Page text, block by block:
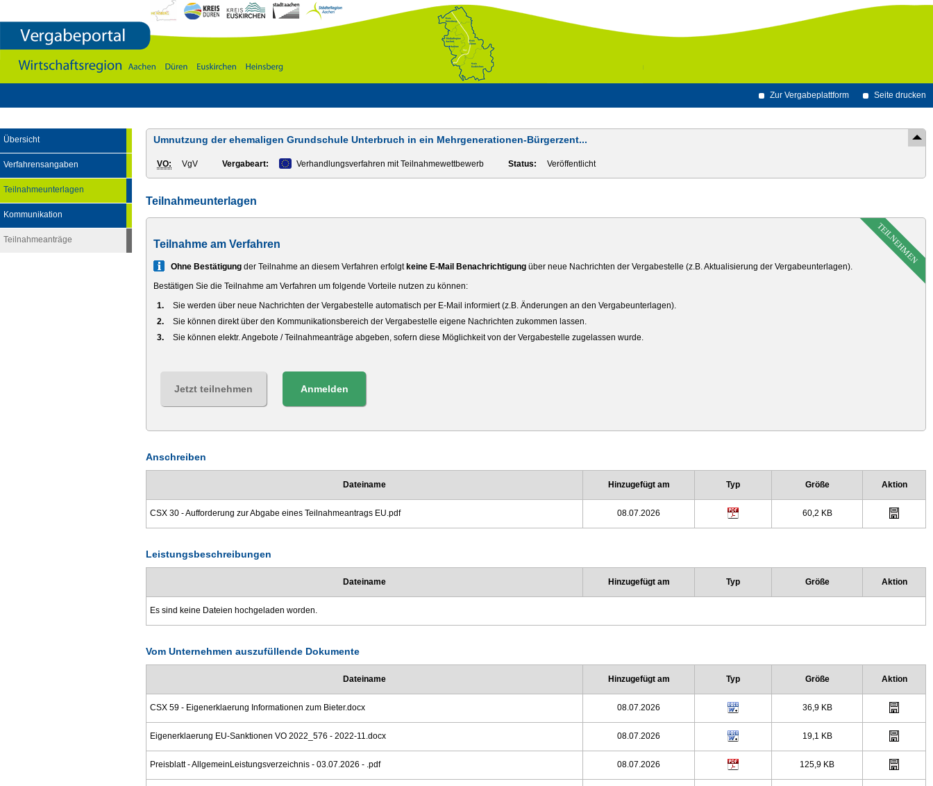
Aachen
DÃ¼ren
Heinsberg
Zur Vergabeplattform Seite drucken
Übersicht
Verfahrensangaben
Teilnahmeunterlagen
Kommunikation
Teilnahmeanträge
Umnutzung der ehemaligen Grundschule Unterbruch in ein Mehrgenerationen-Bürgerzent...
VO: VgV Vergabeart: Verhandlungsverfahren mit Teilnahmewettbewerb Status: Veröffentlicht
Teilnahmeunterlagen
TEILNEHMEN
Teilnahme am Verfahren
Info
Ohne Bestätigung der Teilnahme an diesem Verfahren erfolgt keine E-Mail Benachrichtigung über neue Nachrichten der Vergabestelle (z.B. Aktualisierung der Vergabeunterlagen).
Bestätigen Sie die Teilnahme am Verfahren um folgende Vorteile nutzen zu können:
Sie werden über neue Nachrichten der Vergabestelle automatisch per E-Mail informiert (z.B. Änderungen an den Vergabeunterlagen).
Sie können direkt über den Kommunikationsbereich der Vergabestelle eigene Nachrichten zukommen lassen.
Sie können elektr. Angebote / Teilnahmeanträge abgeben, sofern diese Möglichkeit von der Vergabestelle zugelassen wurde.
Jetzt teilnehmen Anmelden
Anschreiben
Dateiname Hinzugefügt am Typ Größe Aktion
CSX 30 - Aufforderung zur Abgabe eines Teilnahmeantrags EU.pdf 08.07.2026 60,2 KB
Leistungsbeschreibungen
Dateiname Hinzugefügt am Typ Größe Aktion
Es sind keine Dateien hochgeladen worden.
Vom Unternehmen auszufüllende Dokumente
Dateiname Hinzugefügt am Typ Größe Aktion
CSX 59 - Eigenerklaerung Informationen zum Bieter.docx 08.07.2026 36,9 KB
Eigenerklaerung EU-Sanktionen VO 2022_576 - 2022-11.docx 08.07.2026 19,1 KB
Preisblatt - AllgemeinLeistungsverzeichnis - 03.07.2026 - .pdf 08.07.2026 125,9 KB